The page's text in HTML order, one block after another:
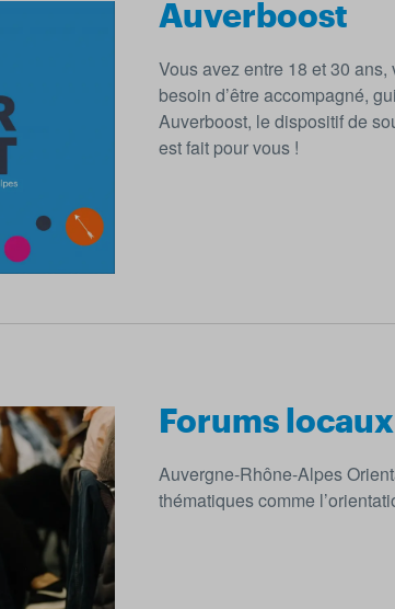
Auverboost
Vous avez entre 18 et 30
besoin d’être accompagné,
Auverboost, le dispositif de
est fait pour vous !
Forums locaux
Auvergne-Rhône-Alpes
thématiques comme